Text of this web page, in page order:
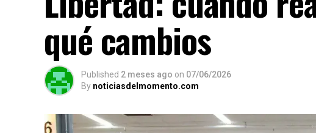
qué cambios
Published 2 meses ago on 07/06/2026
By noticiasdelmomento.com